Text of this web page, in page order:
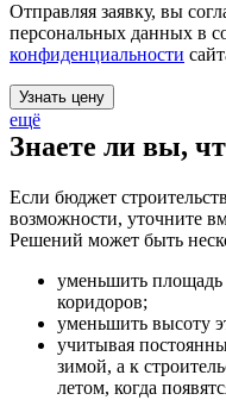
Отправляя заявку, вы
персональных данных в
конфиденциальности
ещё
Знаете ли вы,
Если бюджет
возможности, уточните
Решений может быть
уменьшить площадь
коридоров;
уменьшить высоту
учитывая
зимой, а к
летом, когда